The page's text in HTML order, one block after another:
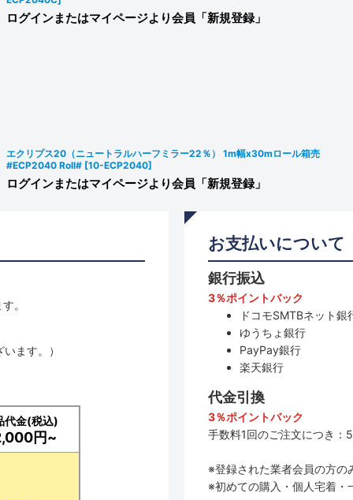
ログインまたはマイページより会員「新規登録」
エクリプス20（ニュートラルハーフミラー22％） 1m幅x30mロール箱売
#ECP2040 Roll# [10-ECP2040]
ログインまたはマイページより会員「新規登録」
。
ます。）
代金(税込)
円~
お支払いについて
銀行振込
3％ポイントバック
ドコモSMTBネット
ゆうちょ銀行
PayPay銀行
楽天銀行
代金引換
3％ポイントバック
手数料1回のご注文につき：
※登録された業者会員の方の
※初めての購入・個人宅着・